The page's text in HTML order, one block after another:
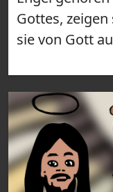
Gottes,
sie von Gott